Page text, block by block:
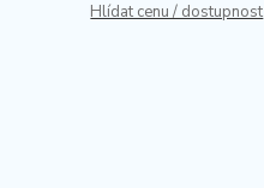
Hlídat cenu / dostupnost